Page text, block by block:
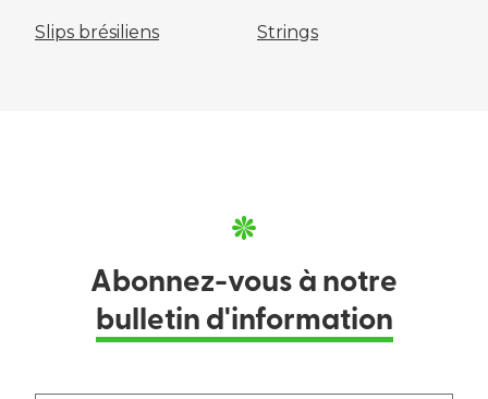
Slips brésiliens Strings
Abonnez-vous à notre
bulletin d'information